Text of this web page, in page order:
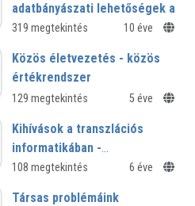
adatbányászati lehetőségek a
hazai teljes szövegű
DélmagyArchív és az ADT+ példája
319 megtekintés 10 éve
Közös életvezetés - közös
értékrendszer
129 megtekintés 5 éve
Kihívások a transzlációs
informatikában -
prekompetitív válaszok?
108 megtekintés 6 éve
Társas problémáink